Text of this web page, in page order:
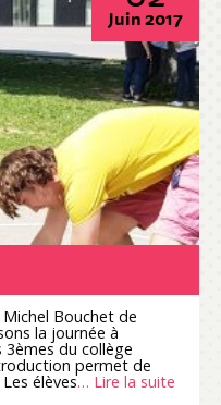
Juin 2017
Michel Bouchet de
la journée à
du collège
permet de
élèves… Lire la suite